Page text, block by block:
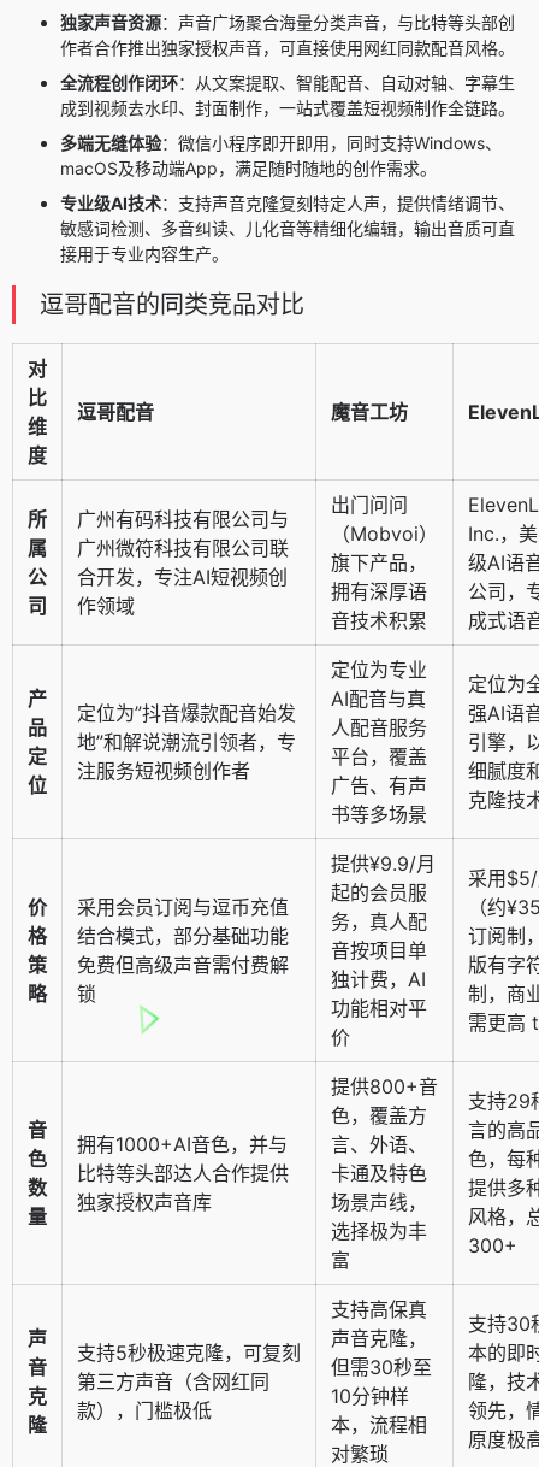
独家声音资源：声音广场聚合海量分类声音，与比特等头部创
作者合作推出独家授权声音，可直接使用网红同款配音风格。
全流程创作闭环：从文案提取、智能配音、自动对轴、字幕生
成到视频去水印、封面制作，一站式覆盖短视频制作全链路。
多端无缝体验：微信小程序即开即用，同时支持Windows、
macOS及移动端App，满足随时随地的创作需求。
专业级AI技术：支持声音克隆复刻特定人声，提供情绪调节、
敏感词检测、多音纠读、儿化音等精细化编辑，输出音质可直
接用于专业内容生产。
逗哥配音的同类竞品对比
对
比
维
度
逗哥配音 魔音工坊
所
属
公
司
广州有码科技有限公司与
广州微符科技有限公司联
合开发，专注AI短视频创
作领域
出门问问
（Mobvoi）
旗下产品，
拥有深厚语
音技术积累
Inc.，
级AI语
公司，
成式语
产
品
定
位
定位为”抖音爆款配音始发
地”和解说潮流引领者，专
注服务短视频创作者
定位为专业
AI配音与真
人配音服务
平台，覆盖
广告、有声
书等多场景
定位为
强AI语
引擎，
细腻度
克隆技
价
格
策
略
采用会员订阅与逗币充值
结合模式，部分基础功能
免费但高级声音需付费解
锁
提供¥9.9/月
起的会员服
务，真人配
音按项目单
独计费，AI
功能相对平
价
采用
（约
订阅制
版有字
制，商
需更高
音
色
数
量
拥有1000+AI音色，并与
比特等头部达人合作提供
独家授权声音库
提供800+音
色，覆盖方
言、外语、
卡通及特色
场景声线，
选择极为丰
富
支持29
言的高
色，每
提供多
风格，
300+
声
音
克
隆
支持5秒极速克隆，可复刻
第三方声音（含网红同
款），门槛极低
支持高保真
声音克隆，
但需30秒至
10分钟样
本，流程相
对繁琐
支持30
本的即
隆，技
领先，
原度极